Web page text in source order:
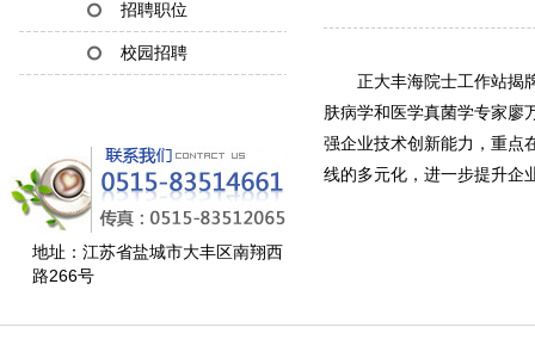
招聘职位
校园招聘
地址：江苏省盐城市大丰区南翔西
路266号
正大丰海院士工作站揭
肤病学和医学真菌学专家廖
强企业技术创新能力，重点
线的多元化，进一步提升企